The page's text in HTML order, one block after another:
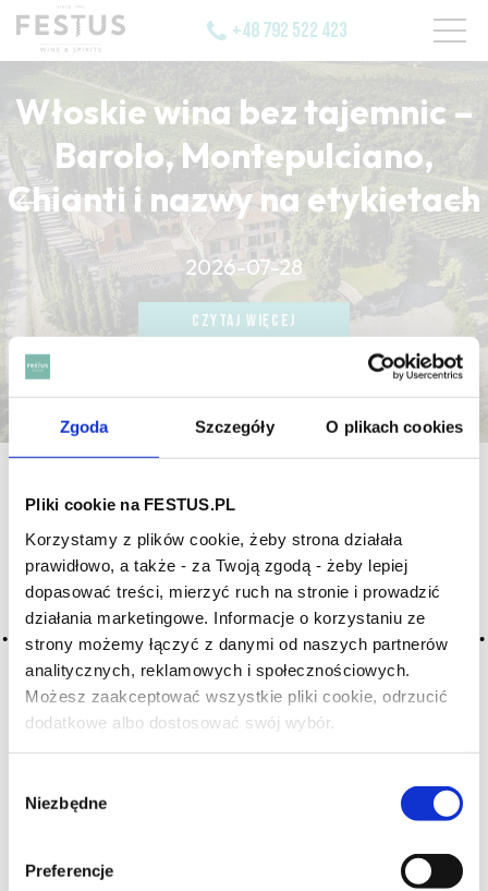
Zgoda Szczegóły O plikach cookies
Pliki cookie na FESTUS.PL
Korzystamy z plików cookie, żeby strona działała
prawidłowo, a także - za Twoją zgodą - żeby lepiej
dopasować treści, mierzyć ruch na stronie i prowadzić
działania marketingowe. Informacje o korzystaniu ze
strony możemy łączyć z danymi od naszych partnerów
analitycznych, reklamowych i społecznościowych.
Możesz zaakceptować wszystkie pliki cookie, odrzucić
dodatkowe albo dostosować swój wybór.
zgody
Niezbędne
Preferencje
Czy masz ukończone 18 lat?
+48 792 522 423
Włoskie wina bez tajemnic –
Barolo, Montepulciano,
Chianti i nazwy na etykietach
2026-07-28
CZYTAJ WIĘCEJ
CZYTAJ WIĘCEJ
CZYTAJ WIĘCEJ
Archiwum wpisów tagu: aneth
anyż
2016-05-10
aromat korzenny (przyprawy, rośliny aromatyczne); istnieje
wiele odmian tej aromatycznej rośliny; korzennoziołowy
zapach a. i kopru włoskiego występuje w wielu winach
białych, młodych, szczególnie tych wywodzących się
langwedockich … Więcej anyż →